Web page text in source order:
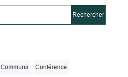
Communs Conférence